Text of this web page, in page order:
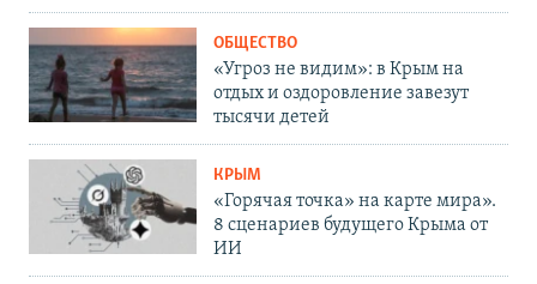
ОБЩЕСТВО
«Угроз не видим»: в Крым на
отдых и оздоровление завезут
тысячи детей
КРЫМ
«Горячая точка» на карте мира».
8 сценариев будущего Крыма от
ИИ